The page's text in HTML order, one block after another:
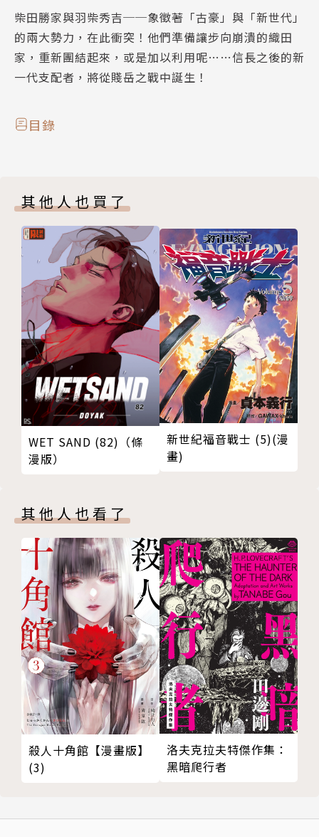
柴田勝家與羽柴秀吉──象徵著「古豪」與「新世代」
的兩大勢力，在此衝突！他們準備讓步向崩潰的織田
家，重新團結起來，或是加以利用呢……信長之後的新
一代支配者，將從賤岳之戰中誕生！
目錄
其他人也買了
WET SAND (82)（條
漫版）
新世紀福音戰士 (5)(漫
畫)
其他人也看了
殺人十角館【漫畫版】
(3)
洛夫克拉夫特傑作集：
黑暗爬行者